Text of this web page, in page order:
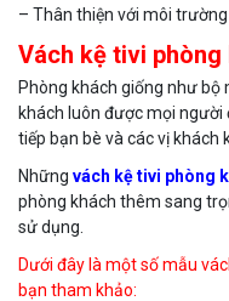
– Thân thiện với môi trường
Vách kệ tivi phòng
Phòng khách giống như bộ
khách luôn được mọi người
tiếp bạn bè và các vị khách
Những vách kệ tivi phòng
phòng khách thêm sang
sử dụng.
Dưới đây là một số mẫu
bạn tham khảo: